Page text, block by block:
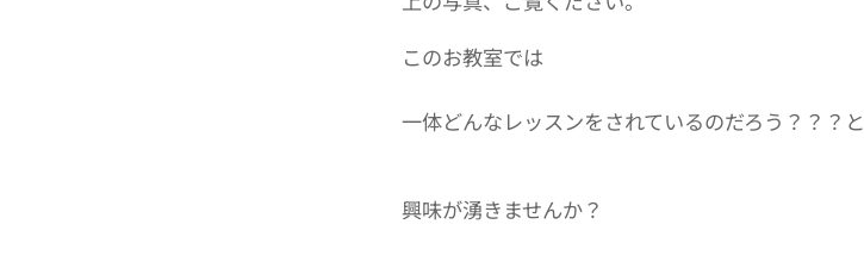
このお教室では
一体どんなレッスンをされているのだろう？？？と
興味が湧きませんか？